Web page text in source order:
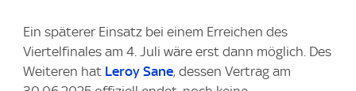
Ein späterer Einsatz bei einem Erreichen des
Viertelfinales am 4. Juli wäre erst dann möglich. Des
Weiteren hat Leroy Sane, dessen Vertrag am